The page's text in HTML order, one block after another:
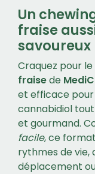
Un
fraise
savoureux
Craquez pour le
fraisede
et efficace
cannabidiol
et gourmand.
facile, ce
rythmes de vie,
déplacement